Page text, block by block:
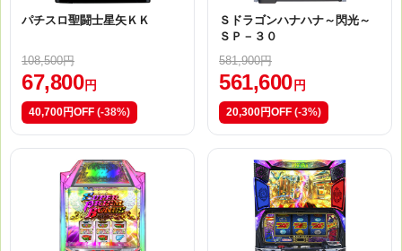
パチスロ聖闘士星矢ＫＫ
108,500円
67,800 円
40,700円OFF (-38%)
Ｓドラゴンハナハナ～閃光～
ＳＰ－３０
581,900円
561,600 円
20,300円OFF (-3%)